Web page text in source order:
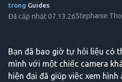
trong Guides
Đã cập nhật 07.13.26Stephanie
Bạn đã bao giờ tự hỏi liệu có
mình với một chiếc camera
hiện đại đã giúp việc xem